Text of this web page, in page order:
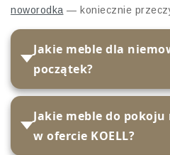
noworodka — koniecznie
Jakie meble dla
początek?
Jakie meble do
w ofercie KOELL?